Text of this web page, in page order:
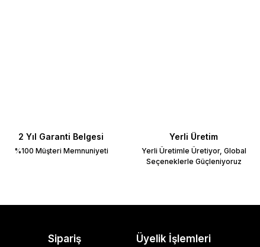
2 Yıl Garanti Belgesi
%100 Müşteri Memnuniyeti
Yerli Üretim
Yerli Üretimle Üretiyor, Global
Seçeneklerle Güçleniyoruz
Sipariş Üyelik İşlemleri